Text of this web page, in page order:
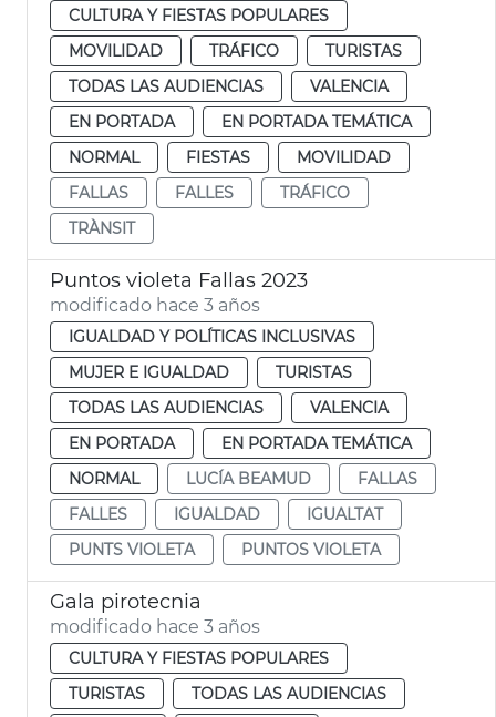
CULTURA Y FIESTAS POPULARES
MOVILIDAD
TRÁFICO
TURISTAS
TODAS LAS AUDIENCIAS
VALENCIA
EN PORTADA
EN PORTADA TEMÁTICA
NORMAL
FIESTAS
MOVILIDAD
FALLAS
FALLES
TRÁFICO
TRÀNSIT
Puntos violeta Fallas 2023
modificado hace 3 años
IGUALDAD Y POLÍTICAS INCLUSIVAS
MUJER E IGUALDAD
TURISTAS
TODAS LAS AUDIENCIAS
VALENCIA
EN PORTADA
EN PORTADA TEMÁTICA
NORMAL
LUCÍA BEAMUD
FALLAS
FALLES
IGUALDAD
IGUALTAT
PUNTS VIOLETA
PUNTOS VIOLETA
Gala pirotecnia
modificado hace 3 años
CULTURA Y FIESTAS POPULARES
TURISTAS
TODAS LAS AUDIENCIAS